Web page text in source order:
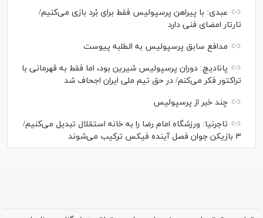
عبدی: با پیراهن پرسپولیس فقط برای بُرد بازی می‌کنیم/
تارتار امضای فنی دارد
مدافع سابق پرسپولیس به الطلبه پیوست
پانادیچ: دوران پرسپولیس شیرین بود، اما فقط به قهرمانی با
تراکتور فکر می‌کنم/ در حق تیم ملی ایران اجحاف شد
چند خبر از پرسپولیس
تاجرنیا: ورزشگاه امام رضا را به خانه استقلال تبدیل می‌کنیم/
۳ بازیکن جوان فصل آینده فیکس ترکیب می‌شوند